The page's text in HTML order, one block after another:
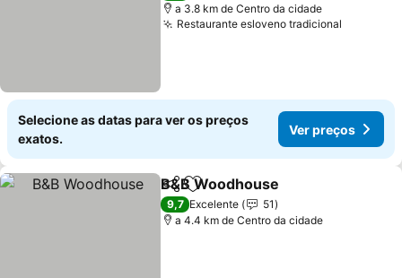
a 3.8 km de Centro da cidade
Restaurante esloveno tradicional
Selecione as datas para ver os preços
exatos.
Ver preços
PartilharAdicionar aos favoritos
B&B Woodhouse
9,7 Excelente
51
a 4.4 km de Centro da cidade